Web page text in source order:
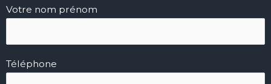
Votre nom prénom
Téléphone